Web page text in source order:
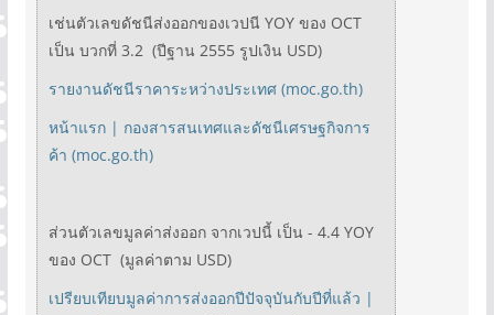
เช่นตัวเลขดัชนีส่งออกของเวปนี YOY ของ OCT
เป็น บวกที่ 3.2 (ปีฐาน 2555 รูปเงิน USD)
รายงานดัชนีราคาระหว่างประเทศ (moc.go.th)
หน้าแรก | กองสารสนเทศและดัชนีเศรษฐกิจการ
ค้า (moc.go.th)
ส่วนตัวเลขมูลค่าส่งออก จากเวปนี้ เป็น - 4.4 YOY
ของ OCT (มูลค่าตาม USD)
เปรียบเทียบมูลค่าการส่งออกปีปัจจุบันกับปีที่แล้ว |